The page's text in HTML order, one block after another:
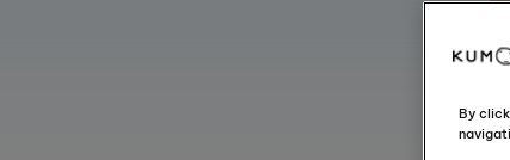
By